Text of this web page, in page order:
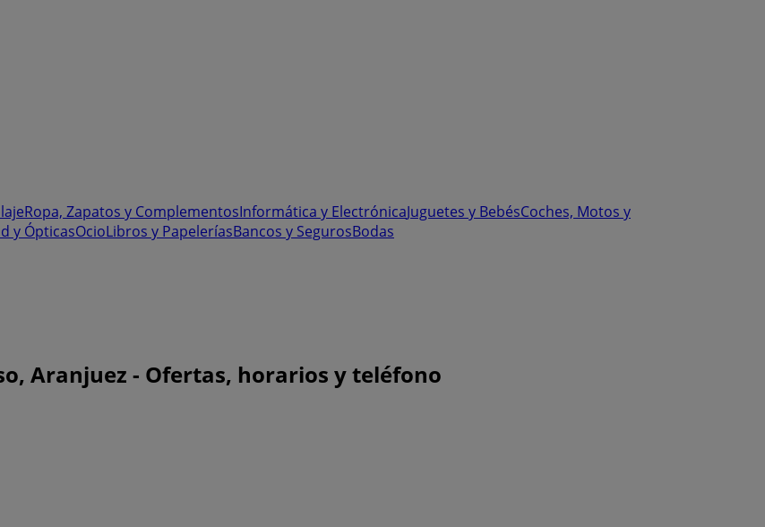
Ropa, Zapatos y ComplementosInformática y ElectrónicaJuguetes y BebésCoches, Motos y
y ÓpticasOcioLibros y PapeleríasBancos y SegurosBodas
Aranjuez - Ofertas, horarios y teléfono